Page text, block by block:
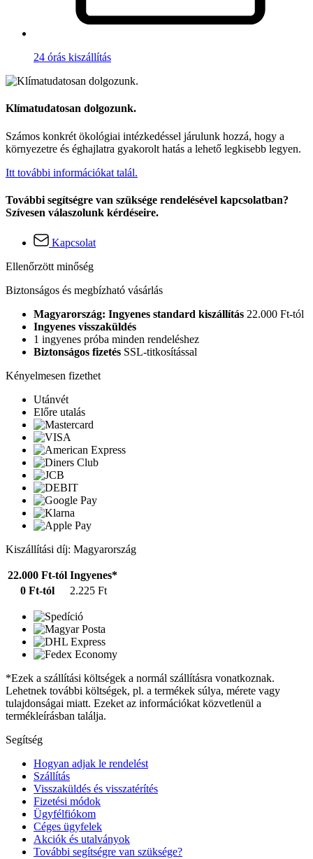
24 órás kiszállítás
Klímatudatosan dolgozunk.
Számos konkrét ökológiai intézkedéssel járulunk hozzá, hogy a
környezetre és éghajlatra gyakorolt hatás a lehető legkisebb legyen.
Itt további információkat talál.
További segítségre van szüksége rendelésével kapcsolatban?
Szívesen válaszolunk kérdéseire.
Kapcsolat
Ellenőrzött minőség
Biztonságos és megbízható vásárlás
Magyarország: Ingyenes standard kiszállítás 22.000 Ft-tól
Ingyenes visszaküldés
1 ingyenes próba minden rendeléshez
Biztonságos fizetés SSL-titkosítással
Kényelmesen fizethet
Utánvét
Előre utalás
Kiszállítási díj: Magyarország
22.000 Ft-tól Ingyenes*
0 Ft-tól
2.225 Ft
*Ezek a szállítási költségek a normál szállításra vonatkoznak.
Lehetnek további költségek, pl. a termékek súlya, mérete vagy
tulajdonságai miatt. Ezeket az információkat közvetlenül a
termékleírásban találja.
Segítség
Hogyan adjak le rendelést
Szállítás
Visszaküldés és visszatérítés
Fizetési módok
Ügyfélfiókom
Céges ügyfelek
Akciók és utalványok
További segítségre van szüksége?